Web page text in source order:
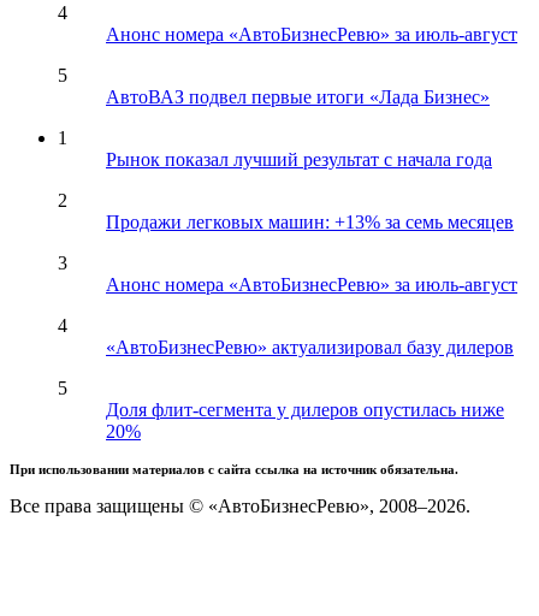
4
Анонс номера «АвтоБизнесРевю» за июль-август
5
АвтоВАЗ подвел первые итоги «Лада Бизнес»
1
Рынок показал лучший результат с начала года
2
Продажи легковых машин: +13% за семь месяцев
3
Анонс номера «АвтоБизнесРевю» за июль-август
4
«АвтоБизнесРевю» актуализировал базу дилеров
5
Доля флит-сегмента у дилеров опустилась ниже
20%
При использовании материалов с сайта ссылка на источник обязательна.
Все права защищены © «АвтоБизнесРевю», 2008–2026.